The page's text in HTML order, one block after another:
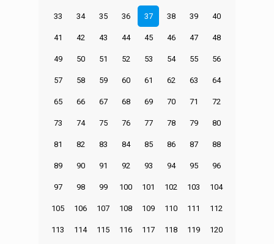
33 34 35 36 37 38 39 40
41 42 43 44 45 46 47 48
49 50 51 52 53 54 55 56
57 58 59 60 61 62 63 64
65 66 67 68 69 70 71 72
73 74 75 76 77 78 79 80
81 82 83 84 85 86 87 88
89 90 91 92 93 94 95 96
97 98 99 100 101 102 103 104
105 106 107 108 109 110 111 112
113 114 115 116 117 118 119 120